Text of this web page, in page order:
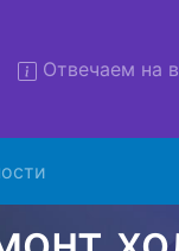
Отвечаем на
с